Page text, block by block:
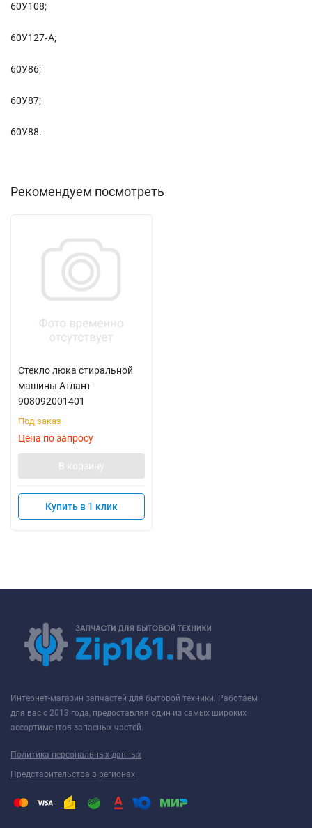
60У108;
60У127‑А;
60У86;
60У87;
60У88.
Рекомендуем посмотреть
Стекло люка стиральной
машины Атлант
908092001401
Под заказ
Цена по запросу
В корзину
Купить в 1 клик
Интернет-магазин запчастей для бытовой техники. Работаем
для вас с 2013 года, предоставляя один из самых широких
ассортиментов запасных частей.
Политика персональных данных
Представительства в регионах